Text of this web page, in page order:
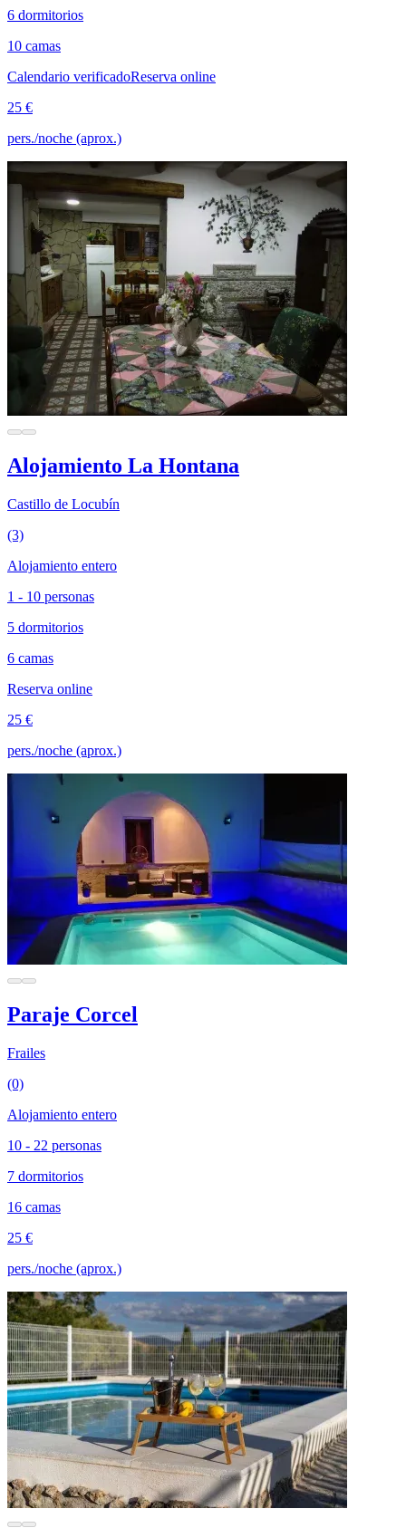
6 dormitorios
10 camas
Calendario verificadoReserva online
25 €
pers./noche (aprox.)
Alojamiento La Hontana
Castillo de Locubín
(3)
Alojamiento entero
1 - 10 personas
5 dormitorios
6 camas
Reserva online
25 €
pers./noche (aprox.)
Paraje Corcel
Frailes
(0)
Alojamiento entero
10 - 22 personas
7 dormitorios
16 camas
25 €
pers./noche (aprox.)